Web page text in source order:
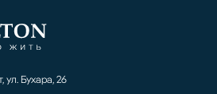
ул. Бухара, 26